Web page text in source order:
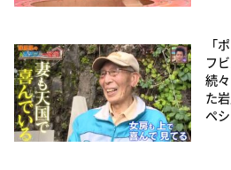
「
フ
続
た
ペ